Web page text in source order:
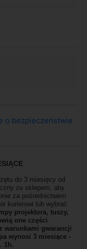
o bezpieczeństwie
do 3 miesięcy od
ze sklepem, aby
za pośrednictwem
kurierowi lub wybrać
projektora, tuszy,
one części
warunkami gwarancji
wynosi 3 miesiące -
1h.